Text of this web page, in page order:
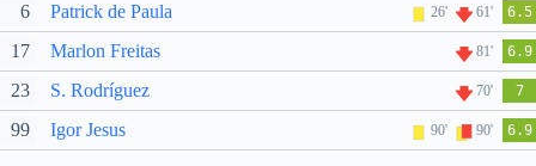
6 Patrick de Paula 26' 61' 6.5
17 Marlon Freitas 81' 6.9
23 S. Rodríguez 70' 7
99 Igor Jesus 90' 90' 6.9